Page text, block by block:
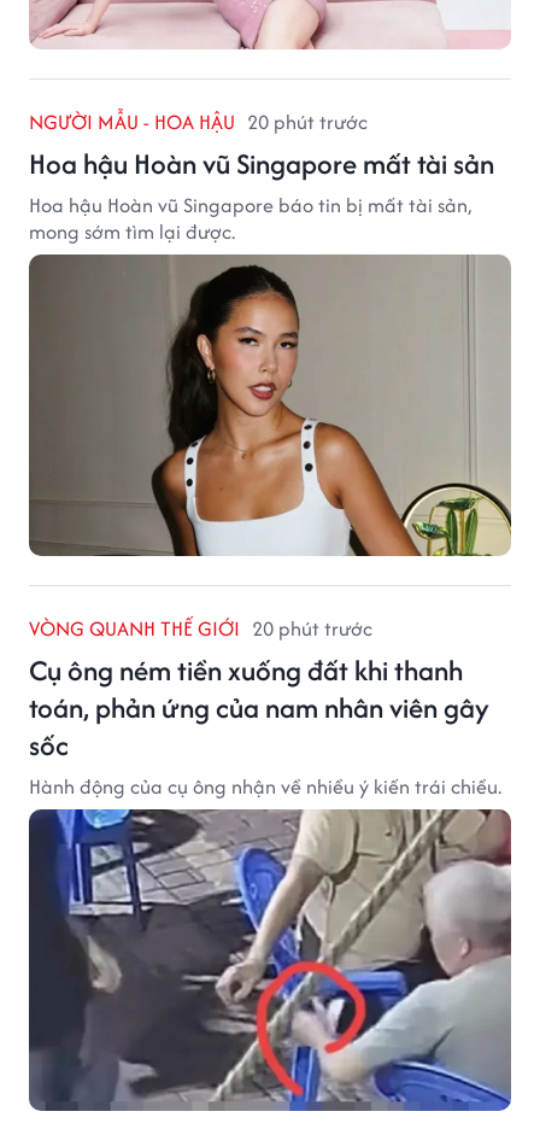
NGƯỜI MẪU - HOA HẬU 20 phút trước
Hoa hậu Hoàn vũ Singapore mất tài sản
Hoa hậu Hoàn vũ Singapore báo tin bị mất tài sản,
mong sớm tìm lại được.
VÒNG QUANH THẾ GIỚI 20 phút trước
Cụ ông ném tiền xuống đất khi thanh
toán, phản ứng của nam nhân viên gây
sốc
Hành động của cụ ông nhận về nhiều ý kiến trái chiều.